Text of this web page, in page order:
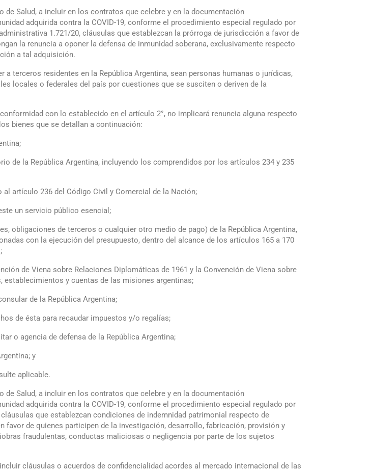
Salud, a incluir en los contratos que celebre y en la documentación
adquirida contra la COVID-19, conforme el procedimiento especial regulado por
1.721/20, cláusulas que establezcan la prórroga de jurisdicción a favor de
la renuncia a oponer la defensa de inmunidad soberana, exclusivamente respecto
a tal adquisición.
terceros residentes en la República Argentina, sean personas humanas o jurídicas,
locales o federales del país por cuestiones que se susciten o deriven de la
con lo establecido en el artículo 2°, no implicará renuncia alguna respecto
bienes que se detallan a continuación:
de la República Argentina, incluyendo los comprendidos por los artículos 234 y 235
artículo 236 del Código Civil y Comercial de la Nación;
un servicio público esencial;
obligaciones de terceros o cualquier otro medio de pago) de la República Argentina,
con la ejecución del presupuesto, dentro del alcance de los artículos 165 a 170
de Viena sobre Relaciones Diplomáticas de 1961 y la Convención de Viena sobre
establecimientos y cuentas de las misiones argentinas;
de la República Argentina;
de ésta para recaudar impuestos y/o regalías;
o agencia de defensa de la República Argentina;
y
aplicable.
Salud, a incluir en los contratos que celebre y en la documentación
adquirida contra la COVID-19, conforme el procedimiento especial regulado por
que establezcan condiciones de indemnidad patrimonial respecto de
de quienes participen de la investigación, desarrollo, fabricación, provisión y
fraudulentas, conductas maliciosas o negligencia por parte de los sujetos
cláusulas o acuerdos de confidencialidad acordes al mercado internacional de las